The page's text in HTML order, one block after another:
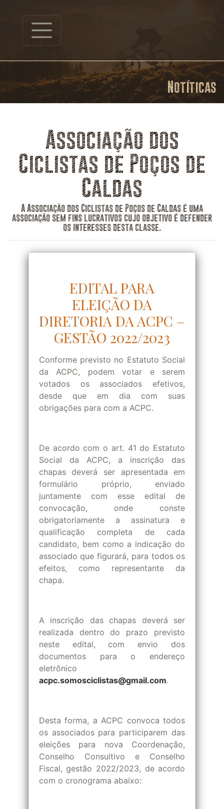
Notíticas
Associação dos
Ciclistas de Poços de
Caldas
A Associação dos Ciclistas de Poços de Caldas é uma
associação sem fins lucrativos cujo objetivo é defender
os interesses desta classe.
EDITAL PARA
ELEIÇÃO DA
DIRETORIA DA ACPC –
GESTÃO 2022/2023
Conforme previsto no Estatuto Social
da ACPC, podem votar e serem
votados os associados efetivos,
desde que em dia com suas
obrigações para com a ACPC.
De acordo com o art. 41 do Estatuto
Social da ACPC, a inscrição das
chapas deverá ser apresentada em
formulário próprio, enviado
juntamente com esse edital de
convocação, onde conste
obrigatoriamente a assinatura e
qualificação completa de cada
candidato, bem como a indicação do
associado que figurará, para todos os
efeitos, como representante da
chapa.
A inscrição das chapas deverá ser
realizada dentro do prazo previsto
neste edital, com envio dos
documentos para o endereço
eletrônico
acpc.somosciclistas@gmail.com.
Desta forma, a ACPC convoca todos
os associados para participarem das
eleições para nova Coordenação,
Conselho Consultivo e Conselho
Fiscal, gestão 2022/2023, de acordo
com o cronograma abaixo: